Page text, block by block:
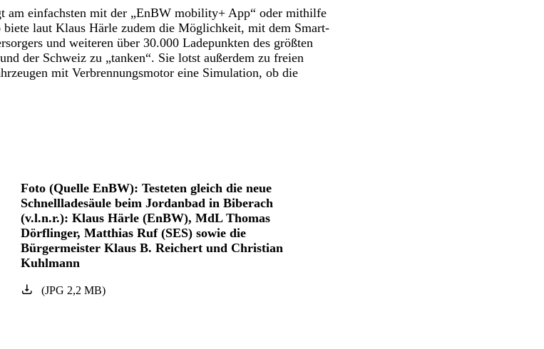
am einfachsten mit der „EnBW mobility+ App“ oder mithilfe
laut Klaus Härle zudem die Möglichkeit, mit dem Smart-
und weiteren über 30.000 Ladepunkten des größten
der Schweiz zu „tanken“. Sie lotst außerdem zu freien
mit Verbrennungsmotor eine Simulation, ob die
Foto (Quelle EnBW): Testeten gleich die neue
Schnellladesäule beim Jordanbad in Biberach
(v.l.n.r.): Klaus Härle (EnBW), MdL Thomas
Dörflinger, Matthias Ruf (SES) sowie die
Bürgermeister Klaus B. Reichert und Christian
Kuhlmann
(JPG 2,2 MB)